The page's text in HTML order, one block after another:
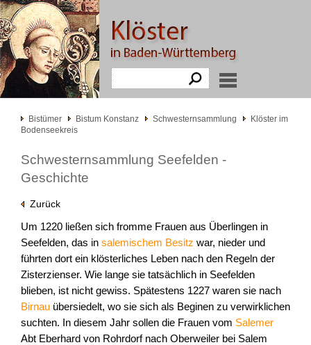
Bistümer Bistum Konstanz Schwesternsammlung
Klöster im
Bodenseekreis
Schwesternsammlung Seefelden -
Geschichte
Zurück
Um 1220 ließen sich fromme Frauen aus Überlingen in
Seefelden, das in salemischem Besitz war, nieder und
führten dort ein klösterliches Leben nach den Regeln der
Zisterzienser. Wie lange sie tatsächlich in Seefelden
blieben, ist nicht gewiss. Spätestens 1227 waren sie nach
Birnau übersiedelt, wo sie sich als Beginen zu verwirklichen
suchten. In diesem Jahr sollen die Frauen vom Salemer
Abt Eberhard von Rohrdorf nach Oberweiler bei Salem